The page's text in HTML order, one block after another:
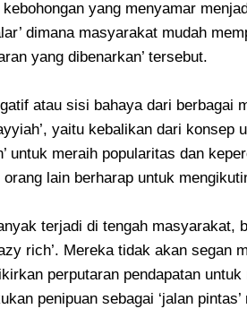
kebohongan yang menyamar
dimana masyarakat mudah
yang dibenarkan’ tersebut.
atau sisi bahaya dari berbagai
yaitu kebalikan dari konsep
untuk meraih popularitas dan
orang lain berharap untuk
terjadi di tengah masyarakat,
rich’. Mereka tidak akan segan
perputaran pendapatan
penipuan sebagai ‘jalan